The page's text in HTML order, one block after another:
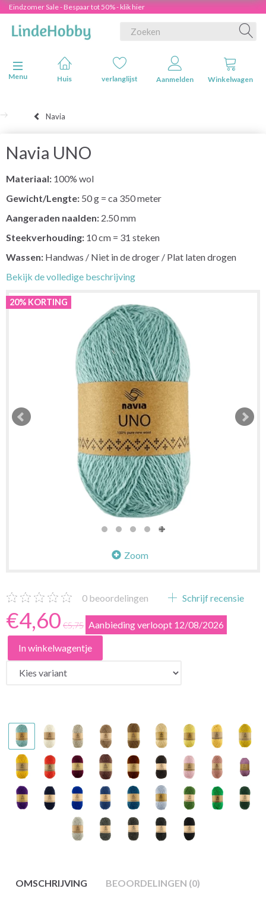
Eindzomer Sale - Bespaar tot 50% - klik hier
Navigatie in-/uitschakelen
Menu
Huis verlanglijst Aanmelden Winkelwagen
Navia
Navia UNO
Materiaal: 100% wol
Gewicht/Lengte: 50 g = ca 350 meter
Aangeraden naalden: 2.50 mm
Steekverhouding: 10 cm = 31 steken
Wassen: Handwas / Niet in de droger / Plat laten drogen
Bekijk de volledige beschrijving
20% KORTING
Zoom
0 beoordelingen Schrijf recensie
€4,60 €5,75 Aanbieding verloopt 12/08/2026
In winkelwagentje
OMSCHRIJVING BEOORDELINGEN (0)